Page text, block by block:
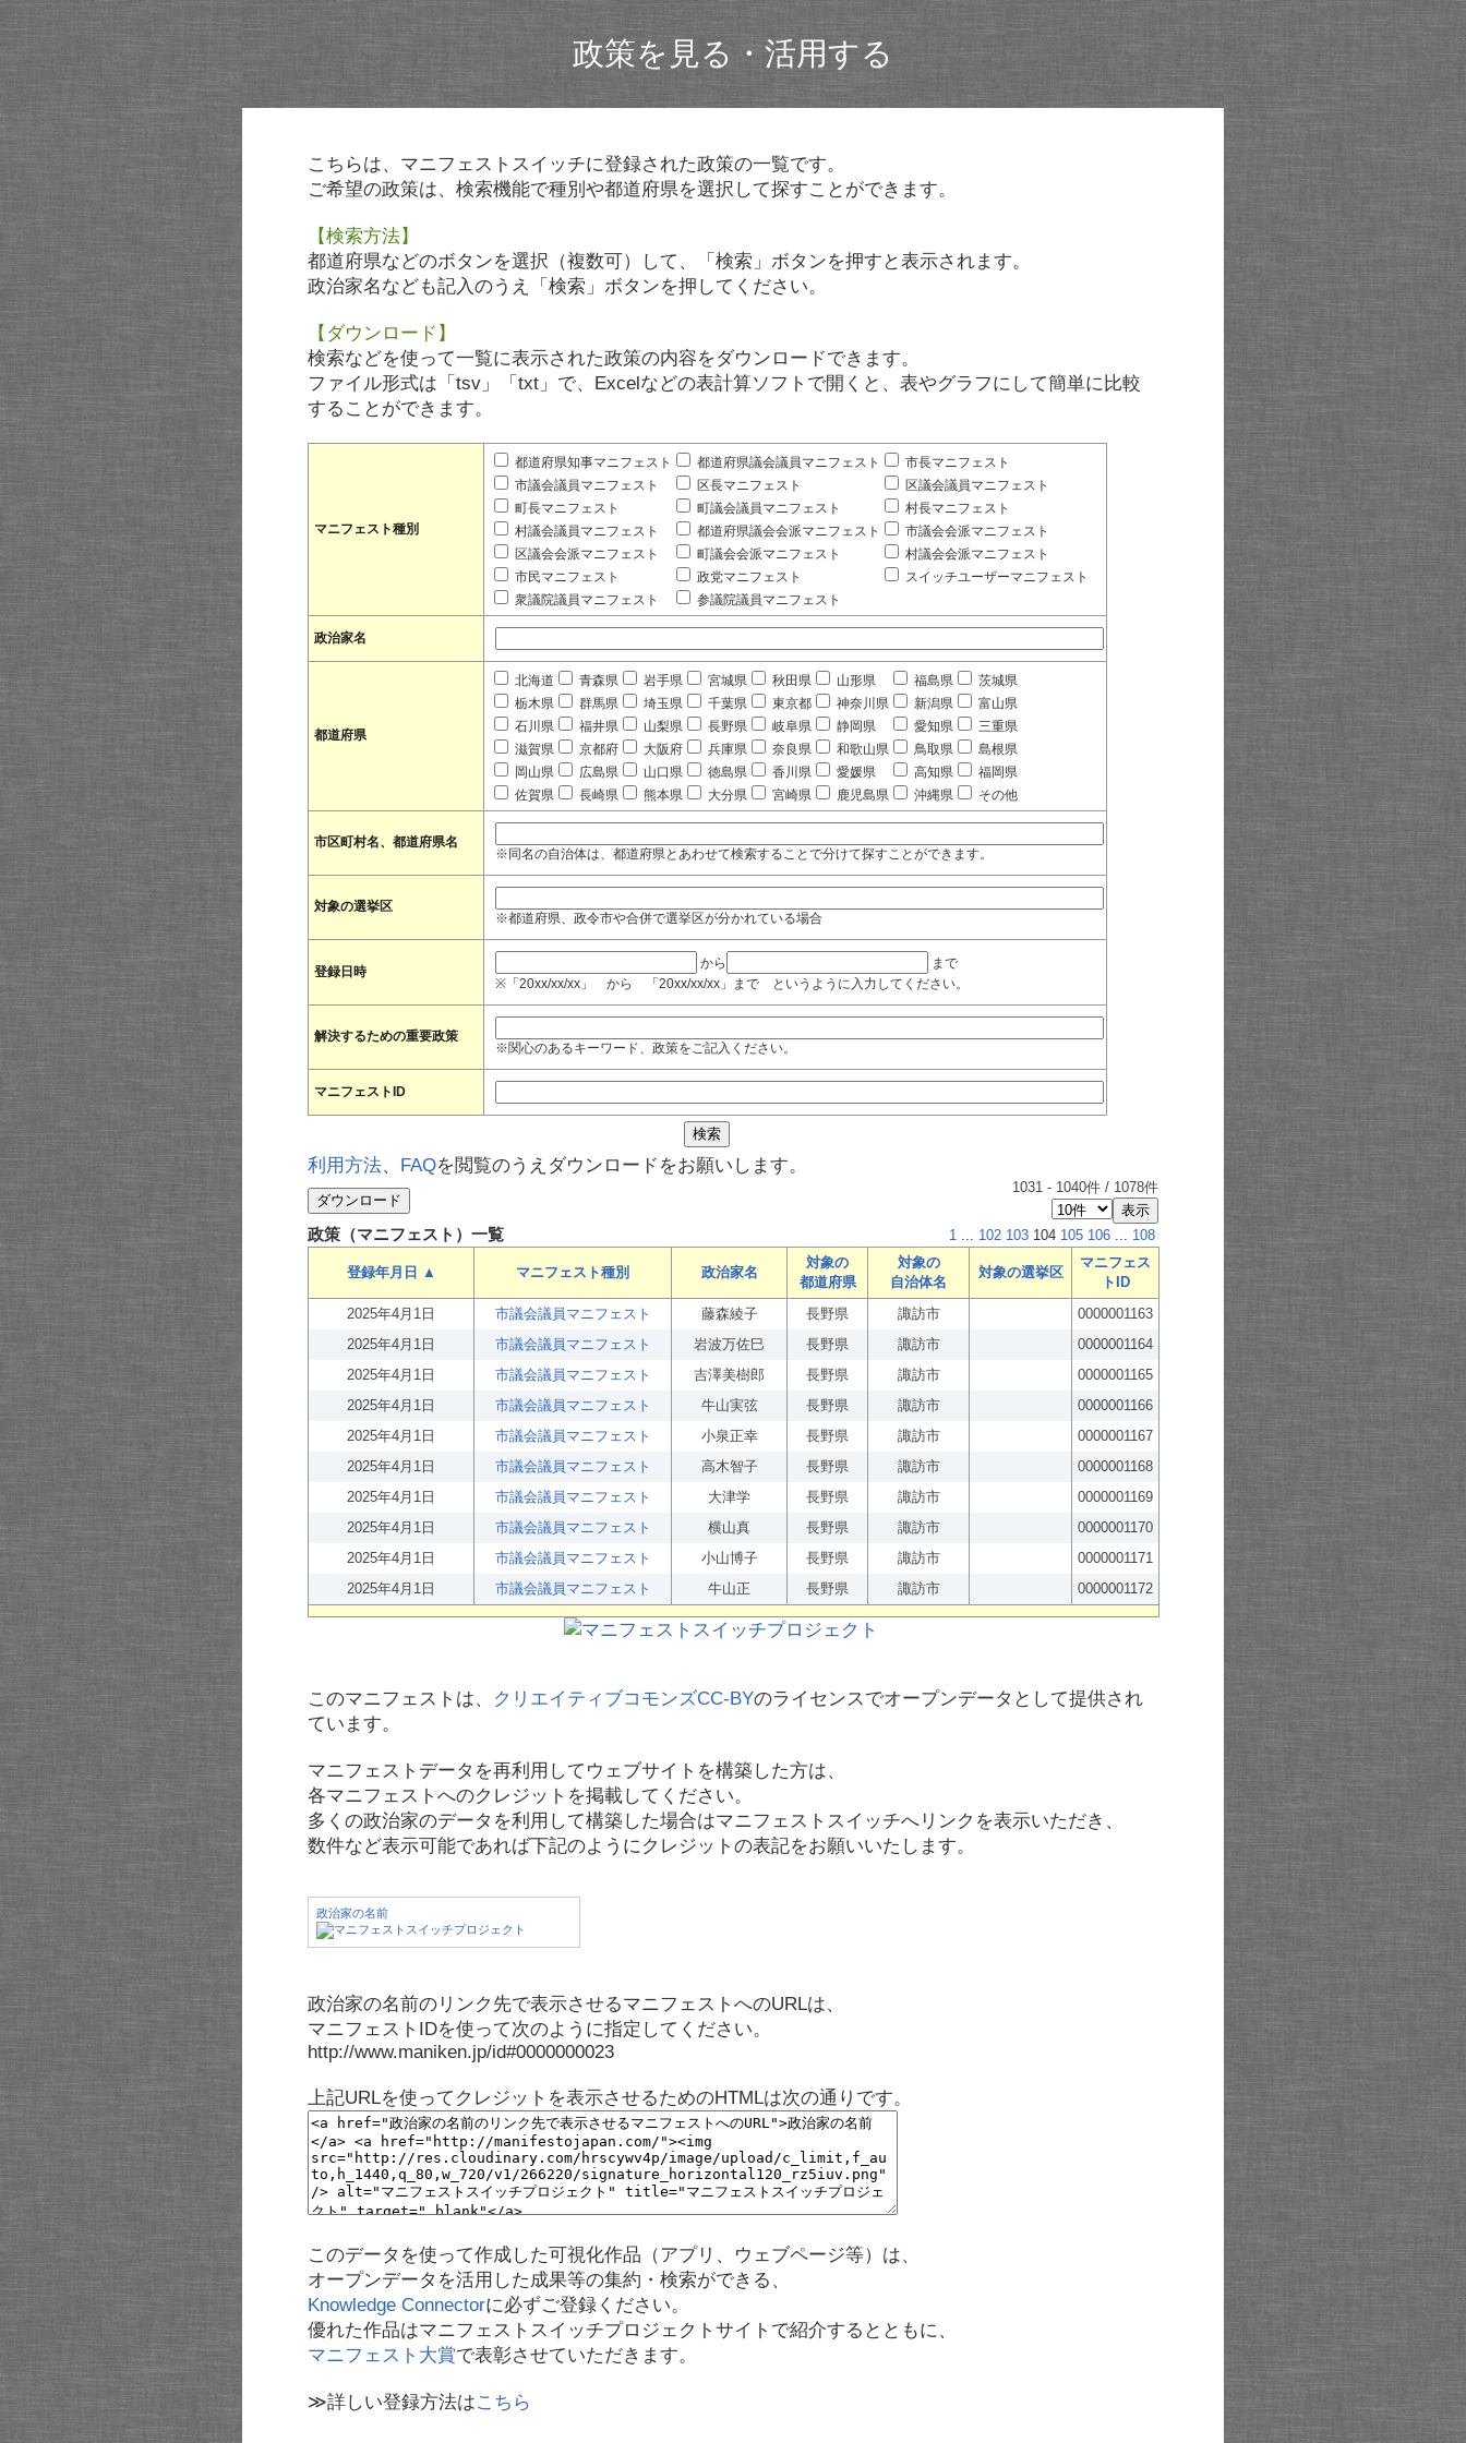
政策を見る・活用する
こちらは、マニフェストスイッチに登録された政策の一覧です。
ご希望の政策は、検索機能で種別や都道府県を選択して探すことができます。
【検索方法】
都道府県などのボタンを選択（複数可）して、「検索」ボタンを押すと表示されます。
政治家名なども記入のうえ「検索」ボタンを押してください。
【ダウンロード】
検索などを使って一覧に表示された政策の内容をダウンロードできます。
ファイル形式は「tsv」「txt」で、Excelなどの表計算ソフトで開くと、表やグラフにして簡単に比較
することができます。
マニフェスト種別
都道府県知事マニフェスト 都道府県議会議員マニフェスト
市長マニフェスト
市議会議員マニフェスト
区長マニフェスト
区議会議員マニフェスト
町長マニフェスト
町議会議員マニフェスト
村長マニフェスト
村議会議員マニフェスト
都道府県議会会派マニフェスト
市議会会派マニフェスト
区議会会派マニフェスト
町議会会派マニフェスト
村議会会派マニフェスト
市民マニフェスト
政党マニフェスト
スイッチユーザーマニフェスト
衆議院議員マニフェスト
参議院議員マニフェスト
政治家名
都道府県
北海道 青森県 岩手県 宮城県 秋田県 山形県 福島県
茨城県
栃木県
群馬県 埼玉県 千葉県 東京都 神奈川県 新潟県
富山県
石川県
福井県 山梨県 長野県 岐阜県 静岡県 愛知県
三重県
滋賀県
京都府 大阪府 兵庫県 奈良県 和歌山県 鳥取県
島根県
岡山県
広島県 山口県 徳島県 香川県 愛媛県 高知県
福岡県
佐賀県
長崎県 熊本県 大分県 宮崎県 鹿児島県 沖縄県 その他
市区町村名、都道府県名
※同名の自治体は、都道府県とあわせて検索することで分けて探すことができます。
対象の選挙区
※都道府県、政令市や合併で選挙区が分かれている場合
登録日時
から
まで
※「20xx/xx/xx」 から 「20xx/xx/xx」まで というように入力してください。
解決するための重要政策
※関心のあるキーワード、政策をご記入ください。
マニフェストID
利用方法、 FAQを閲覧のうえダウンロードをお願いします。
1031 - 1040件 / 1078件
政策（マニフェスト）一覧 1 ... 102 103 104 105 106 ... 108
登録年月日 ▲ マニフェスト種別 政治家名
対象の
都道府県
対象の
自治体名
対象の選挙区
マニフェス
トID
2025年4月1日
市議会議員マニフェスト 藤森綾子 長野県 諏訪市
0000001163
2025年4月1日
市議会議員マニフェスト 岩波万佐巳 長野県 諏訪市
0000001164
2025年4月1日
市議会議員マニフェスト 吉澤美樹郎 長野県 諏訪市
0000001165
2025年4月1日
市議会議員マニフェスト 牛山実弦 長野県 諏訪市
0000001166
2025年4月1日
市議会議員マニフェスト 小泉正幸 長野県 諏訪市
0000001167
2025年4月1日
市議会議員マニフェスト 高木智子 長野県 諏訪市
0000001168
2025年4月1日
市議会議員マニフェスト 大津学 長野県 諏訪市
0000001169
2025年4月1日
市議会議員マニフェスト 横山真 長野県 諏訪市
0000001170
2025年4月1日
市議会議員マニフェスト 小山博子 長野県 諏訪市
0000001171
2025年4月1日
市議会議員マニフェスト 牛山正 長野県 諏訪市 0000001172
このマニフェストは、 クリエイティブコモンズCC-BYのライセンスでオープンデータとして提供され
ています。
マニフェストデータを再利用してウェブサイトを構築した方は、
各マニフェストへのクレジットを掲載してください。
多くの政治家のデータを利用して構築した場合はマニフェストスイッチへリンクを表示いただき、
数件など表示可能であれば下記のようにクレジットの表記をお願いいたします。
政治家の名前
政治家の名前のリンク先で表示させるマニフェストへのURLは、
マニフェストIDを使って次のように指定してください。
http://www.maniken.jp/id#0000000023
上記URLを使ってクレジットを表示させるためのHTMLは次の通りです。
このデータを使って作成した可視化作品（アプリ、ウェブページ等）は、
オープンデータを活用した成果等の集約・検索ができる、
Knowledge Connectorに必ずご登録ください。
優れた作品はマニフェストスイッチプロジェクトサイトで紹介するとともに、
マニフェスト大賞で表彰させていただきます。
≫詳しい登録方法はこちら